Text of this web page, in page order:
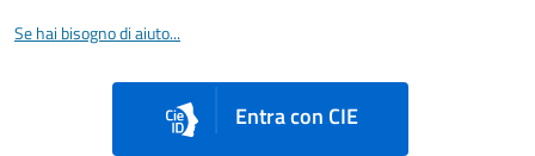
Se hai bisogno di aiuto...
Entra con CIE